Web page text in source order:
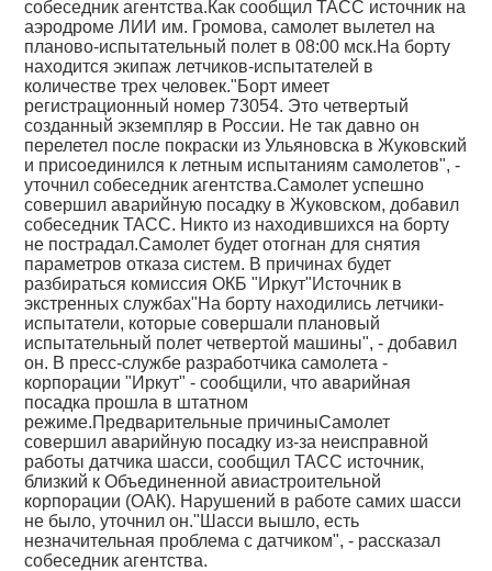
собеседник агентства.Как сообщил ТАСС источник на
аэродроме ЛИИ им. Громова, самолет вылетел на
планово-испытательный полет в 08:00 мск.На борту
находится экипаж летчиков-испытателей в
количестве трех человек."Борт имеет
регистрационный номер 73054. Это четвертый
созданный экземпляр в России. Не так давно он
перелетел после покраски из Ульяновска в Жуковский
и присоединился к летным испытаниям самолетов", -
уточнил собеседник агентства.Самолет успешно
совершил аварийную посадку в Жуковском, добавил
собеседник ТАСС. Никто из находившихся на борту
не пострадал.Самолет будет отогнан для снятия
параметров отказа систем. В причинах будет
разбираться комиссия ОКБ "Иркут"Источник в
экстренных службах"На борту находились летчики-
испытатели, которые совершали плановый
испытательный полет четвертой машины", - добавил
он. В пресс-службе разработчика самолета -
корпорации "Иркут" - сообщили, что аварийная
посадка прошла в штатном
режиме.Предварительные причиныСамолет
совершил аварийную посадку из-за неисправной
работы датчика шасси, сообщил ТАСС источник,
близкий к Объединенной авиастроительной
корпорации (ОАК). Нарушений в работе самих шасси
не было, уточнил он."Шасси вышло, есть
незначительная проблема с датчиком", - рассказал
собеседник агентства.